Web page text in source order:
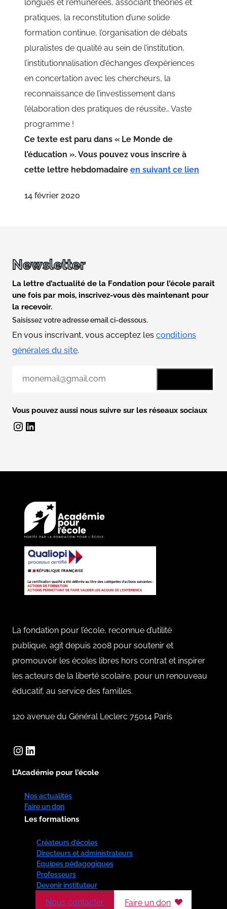
longues et rémunérées, associant théories et
pratiques, la reconstitution d’une solide
formation continue, l’organisation de débats
pluralistes de qualité au sein de l’institution,
l’institutionnalisation d’échanges d’expériences
en concertation avec les chercheurs, la
reconnaissance de l’investissement dans
l’élaboration des pratiques de réussite… Vaste
programme !
Ce texte est paru dans « Le Monde de
l’éducation ». Vous pouvez vous inscrire à
cette lettre hebdomadaire en suivant ce lien
14 février 2020
Newsletter
La lettre d’actualité de la Fondation pour l’école parait
une fois par mois, inscrivez-vous dès maintenant pour
la recevoir.
Saisissez votre adresse email ci-dessous.
En vous inscrivant, vous acceptez les conditions
générales du site.
a
Vous pouvez aussi nous suivre sur les réseaux sociaux
Instagram LinkedIn
La fondation pour l’école, reconnue d’utilité
publique, agit depuis 2008 pour soutenir et
promouvoir les écoles libres hors contrat et inspirer
les acteurs de la liberté scolaire, pour un renouveau
éducatif, au service des familles.
120 avenue du Général Leclerc 75014 Paris
Instagram LinkedIn
L’Académie pour l’école
Nos actualités
Faire un don
Les formations
Créateurs d’écoles
Directeurs et administrateurs
Equipes pédagogiques
Professeurs
Devenir instituteur
Nous contacter Faire un don